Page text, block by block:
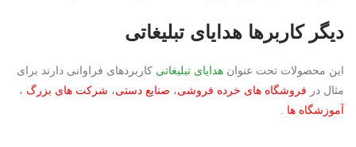
دیگر کاربرها هدایای تبلیغاتی
این محصولات تحت عنوان هدایای تبلیغاتی کاربردهای فراوانی دارند برای
مثال در فروشگاه های خرده فروشی، صنایع دستی، شرکت های بزرگ ،
آموزشگاه ها